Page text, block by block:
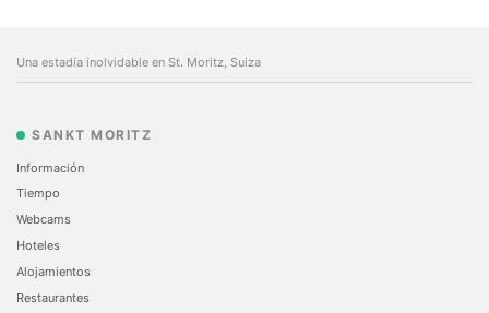
Una estadía inolvidable en St. Moritz, Suiza
SANKT MORITZ
Información
Tiempo
Webcams
Hoteles
Alojamientos
Restaurantes